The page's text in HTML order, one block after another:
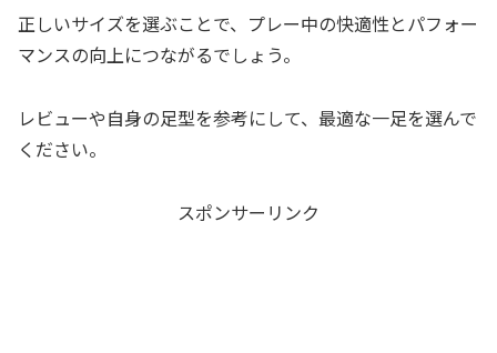
正しいサイズを選ぶことで、プレー中の快適性とパフォー
マンスの向上につながるでしょう。
レビューや自身の足型を参考にして、最適な一足を選んで
ください。
スポンサーリンク